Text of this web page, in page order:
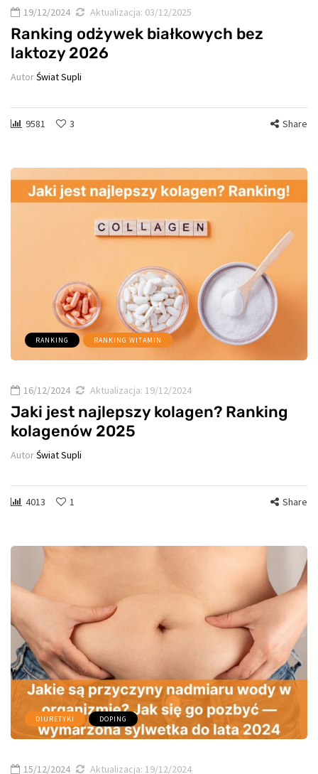
19/12/2024 Aktualizacja: 03/12/2025
Ranking odżywek białkowych bez
laktozy 2026
AutorŚwiat Supli
9581 3 Share
RANKING RANKING WITAMIN
16/12/2024 Aktualizacja: 19/12/2024
Jaki jest najlepszy kolagen? Ranking
kolagenów 2025
AutorŚwiat Supli
4013 1 Share
DIURETYKI DOPING
15/12/2024 Aktualizacja: 19/12/2024